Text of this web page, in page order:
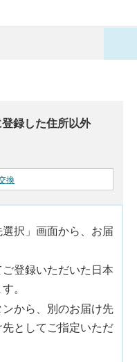
録した住所以外
換
択」画面から、お届
登録いただいた日本
。
ンから、別のお届け先
としてご指定いただ